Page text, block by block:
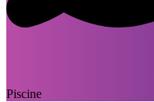
Piscine